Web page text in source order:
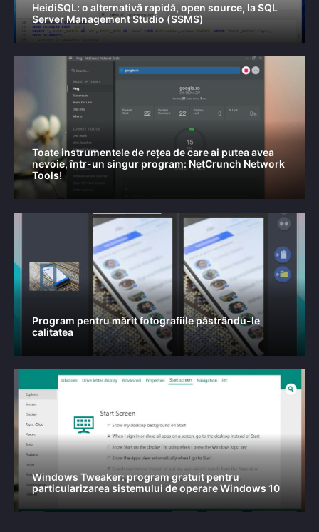
HeidiSQL: o alternativă rapidă, open source, la SQL
Server Management Studio (SSMS)
Toate instrumentele de rețea de care ai putea avea
nevoie, într-un singur program: NetCrunch Network
Tools!
Program pentru mărit fotografiile păstrându-le
calitatea
Windows Tweaker: program gratuit pentru
particularizarea sistemului de operare Windows 10